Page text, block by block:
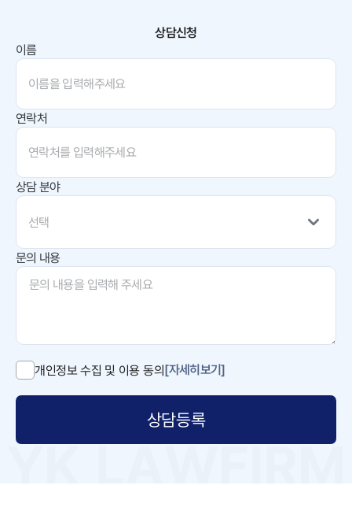
상담신청
이름
연락처
상담 분야
선택
문의 내용
개인정보 수집 및 이용 동의[자세히보기]
상담등록